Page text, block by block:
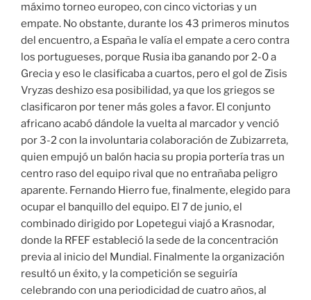
máximo torneo europeo, con cinco victorias y un
empate. No obstante, durante los 43 primeros minutos
del encuentro, a España le valía el empate a cero contra
los portugueses, porque Rusia iba ganando por 2-0 a
Grecia y eso le clasificaba a cuartos, pero el gol de Zisis
Vryzas deshizo esa posibilidad, ya que los griegos se
clasificaron por tener más goles a favor. El conjunto
africano acabó dándole la vuelta al marcador y venció
por 3-2 con la involuntaria colaboración de Zubizarreta,
quien empujó un balón hacia su propia portería tras un
centro raso del equipo rival que no entrañaba peligro
aparente. Fernando Hierro fue, finalmente, elegido para
ocupar el banquillo del equipo. El 7 de junio, el
combinado dirigido por Lopetegui viajó a Krasnodar,
donde la RFEF estableció la sede de la concentración
previa al inicio del Mundial. Finalmente la organización
resultó un éxito, y la competición se seguiría
celebrando con una periodicidad de cuatro años, al